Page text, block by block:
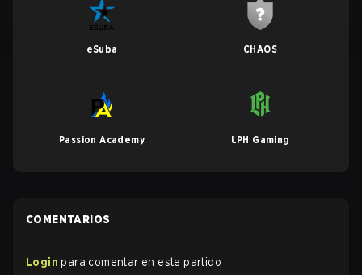
eSuba CHAOS
Passion Academy LPH Gaming
COMENTARIOS
Login para comentar en este partido